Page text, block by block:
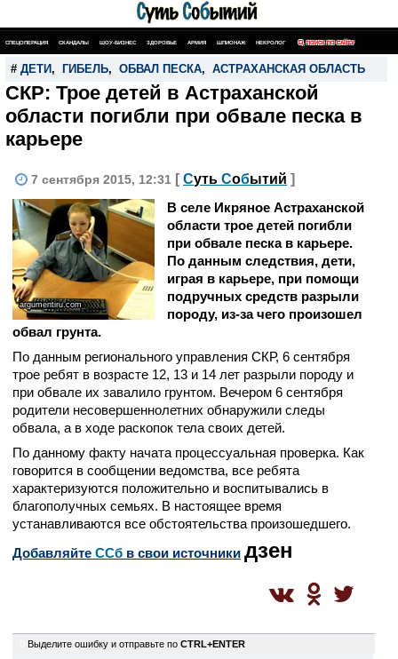
СПЕЦОПЕРАЦИЯ СКАНДАЛЫ ШОУ-БИЗНЕС ЗДОРОВЬЕ АРМИЯ ШПИОНАЖ НЕКРОЛОГ ПОИСК ПО САЙТУ
# ДЕТИ , ГИБЕЛЬ, ОБВАЛ ПЕСКА, АСТРАХАНСКАЯ ОБЛАСТЬ
СКР: Трое детей в Астраханской
области погибли при обвале песка в
карьере
7 сентября 2015, 12:31 [ Суть Событий ]
argumentiru.com
В селе Икряное Астраханской
области трое детей погибли
при обвале песка в карьере.
По данным следствия, дети,
играя в карьере, при помощи
подручных средств разрыли
породу, из-за чего произошел
обвал грунта.
По данным регионального управления СКР, 6 сентября
трое ребят в возрасте 12, 13 и 14 лет разрыли породу и
при обвале их завалило грунтом. Вечером 6 сентября
родители несовершеннолетних обнаружили следы
обвала, а в ходе раскопок тела своих детей.
По данному факту начата процессуальная проверка. Как
говорится в сообщении ведомства, все ребята
характеризуются положительно и воспитывались в
благополучных семьях. В настоящее время
устанавливаются все обстоятельства произошедшего.
Добавляйте CСб в свои источники дзен
Выделите ошибку и отправьте по CTRL+ENTER